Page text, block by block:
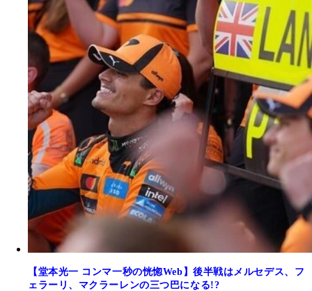
【堂本光一 コンマ一秒の恍惚Web】後半戦はメルセデス、フ
ェラーリ、マクラーレンの三つ巴になる!?